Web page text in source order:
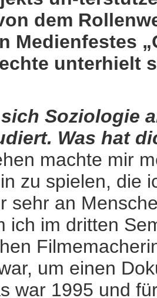
dem
Medienfestes
unterhielt
Soziologie
Was hat
machte mir
zu spielen, die
sehr an
ich im dritten
um einen
war 1995 und